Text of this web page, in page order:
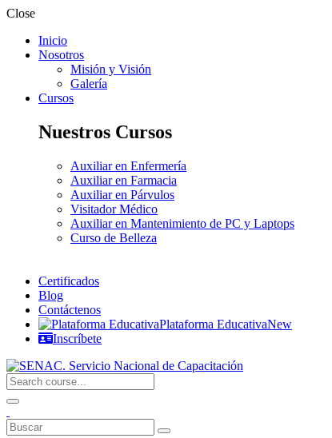
Close
Inicio
Nosotros
Misión y Visión
Galería
Cursos
Nuestros Cursos
Auxiliar en Enfermería
Auxiliar en Farmacia
Auxiliar en Párvulos
Visitador Médico
Auxiliar en Mantenimiento de PC y Laptops
Curso de Belleza
Certificados
Blog
Contáctenos
Plataforma EducativaNew
Inscríbete